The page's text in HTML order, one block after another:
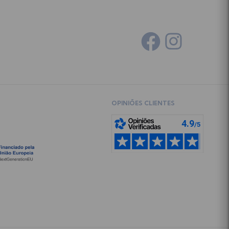
OPINIÕES CLIENTES